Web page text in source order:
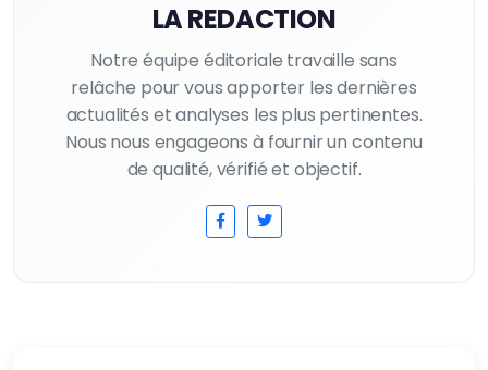
LA REDACTION
Notre équipe éditoriale travaille sans
relâche pour vous apporter les dernières
actualités et analyses les plus pertinentes.
Nous nous engageons à fournir un contenu
de qualité, vérifié et objectif.